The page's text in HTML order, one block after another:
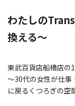
わたしの
換える～
東武百貨店船橋店の
～30代の女性が仕事
に戻るくつろぎの空